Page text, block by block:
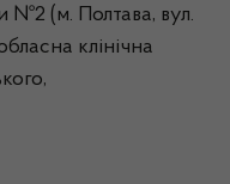
(м. Полтава, вул.
клінічна